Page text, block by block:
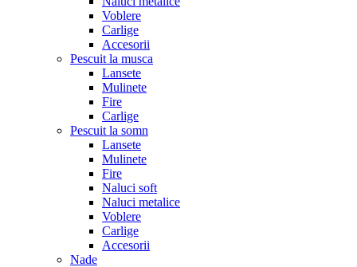
Voblere
Carlige
Accesorii
Pescuit la musca
Lansete
Mulinete
Fire
Carlige
Pescuit la somn
Lansete
Mulinete
Fire
Naluci soft
Naluci metalice
Voblere
Carlige
Accesorii
Nade